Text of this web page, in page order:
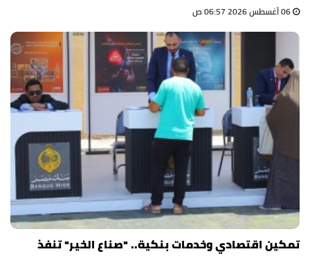
تمكين اقتصادي وخدمات بنكية.. "صناع الخير" تنفذ